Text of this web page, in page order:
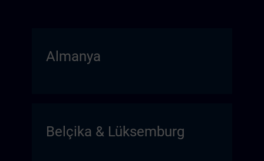
Almanya
Belçika & Lüksemburg